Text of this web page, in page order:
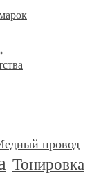
провод
Тонировка